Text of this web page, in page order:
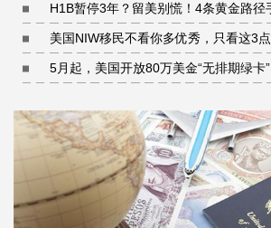
H1B暂停3年？留美别慌！4条黄金路径
美国NIW移民不看你多优秀，只看这3点
5月起，美国开放80万美金“无排期绿卡”